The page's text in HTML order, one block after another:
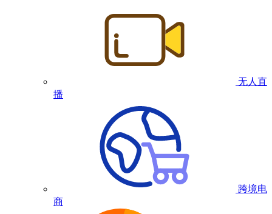
无人直
播
跨境电
商